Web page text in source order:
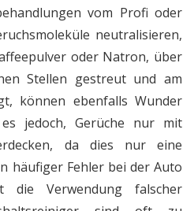
vom Profi oder
neutralisieren,
oder Natron, über
Stellen gestreut und am
können ebenfalls Wunder
jedoch, Gerüche nur mit
da dies nur eine
häufiger Fehler bei der Auto
die Verwendung falscher